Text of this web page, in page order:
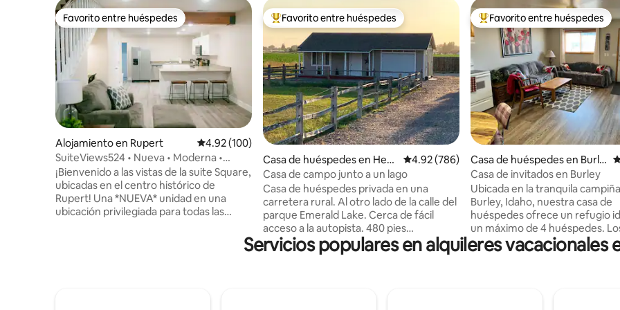
Favorito entre huéspedes
Favorito entre huéspedes
Alojamiento en Rupert Calificación promedio: 4.92 de 5, 100 reseñas
4.92 (100)
SuiteViews524 • Nueva • Moderna •
Cómoda • Centro • Capacidad para 6
personas
¡Bienvenido a las vistas de la suite Square,
ubicadas en el centro histórico de
Rupert! Una *NUEVA* unidad en una
ubicación privilegiada para todas las
de 2 dormitorios, totalmente amueblada,
tiene capacidad para 6 personas. Tiene la
Favorito entre huéspedes preferido
Favorito entre huéspedes
Casa de huéspedes en Hey
burn
Calificación promedio: 4.92 de 5, 786 reseñas
4.92 (786)
Casa de campo junto a un lago
Casa de huéspedes privada en una
carretera rural. Al otro lado de la calle del
parque Emerald Lake. Cerca de fácil
acceso a la autopista. 480 pies
cuadrados, 1 dormitorio con cama
tamaño queen, sala de estar con sofá
Favorito entre huéspedes
Favorito entre huéspedes
Casa de huéspedes en Burle
y
Casa de invitados en Burley
Ubicada en la tranquila
Burley, Idaho, nuestra casa de
huéspedes ofrece un refugio
un máximo de 4 huéspedes.
son bienvenidos. Relájate en la
acogedora cama tamaño
televisores en la sala de estar y
Servicios populares en alquileres vacacionales